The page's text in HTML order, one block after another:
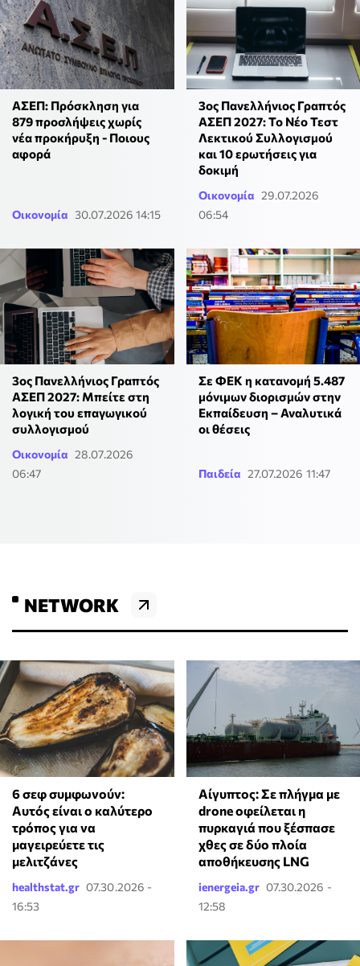
ΑΣΕΠ: Πρόσκληση για
879 προσλήψεις χωρίς
νέα προκήρυξη - Ποιους
αφορά
Οικονομία 30.07.2026 14:15
3ος Πανελλήνιος Γραπτός
ΑΣΕΠ 2027: Το Νέο Τεστ
Λεκτικού Συλλογισμού
και 10 ερωτήσεις για
δοκιμή
Οικονομία 29.07.2026
06:54
3ος Πανελλήνιος Γραπτός
ΑΣΕΠ 2027: Μπείτε στη
λογική του επαγωγικού
συλλογισμού
Οικονομία 28.07.2026
06:47
Σε ΦΕΚ η κατανομή 5.487
μόνιμων διορισμών στην
Εκπαίδευση – Αναλυτικά
οι θέσεις
Παιδεία 27.07.2026 11:47
NETWORK
6 σεφ συμφωνούν:
Αυτός είναι ο καλύτερο
τρόπος για να
μαγειρεύετε τις
μελιτζάνες
healthstat.gr 07.30.2026 -
16:53
Αίγυπτος: Σε πλήγμα με
drone οφείλεται η
πυρκαγιά που ξέσπασε
χθες σε δύο πλοία
αποθήκευσης LNG
ienergeia.gr 07.30.2026 -
12:58